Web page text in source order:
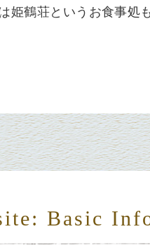
姫鶴荘というお食事処
Basic